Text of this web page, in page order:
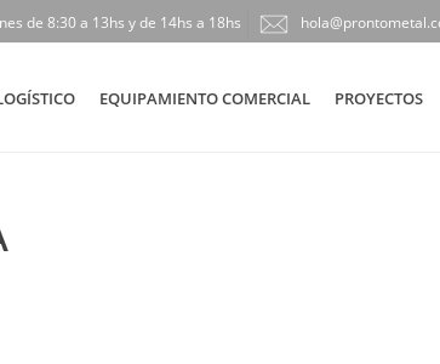
de 8:30 a 13hs y de 14hs a 18hs
EQUIPAMIENTO COMERCIAL PROYECTOS